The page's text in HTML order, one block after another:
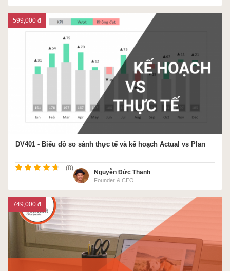
DV401 - Biểu đồ so sánh thực tế và kế hoạch Actual vs Plan
(8)
Nguyễn Đức Thanh
Founder & CEO
599,000 đ
749,000 đ